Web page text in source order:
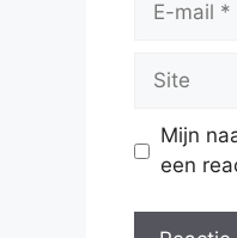
Site
Mijn
een